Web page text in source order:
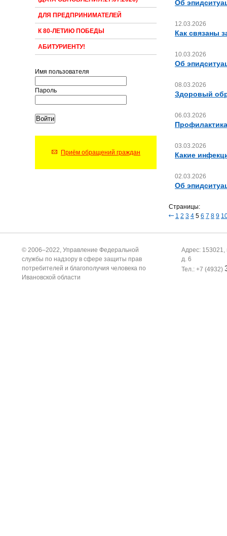
ДЛЯ ПРЕДПРИНИМАТЕЛЕЙ
К 80-ЛЕТИЮ ПОБЕДЫ
АБИТУРИЕНТУ!
Имя пользователя
Пароль
Приём обращений граждан
Об
12.03.2026
Как связаны
10.03.2026
Об
08.03.2026
Здоровый
06.03.2026
03.03.2026
Какие
02.03.2026
Об
Страницы:
1 2 3 4 5 6 7 8 9
© 2006–2022, Управление Федеральной
службы по надзору в сфере защиты прав
потребителей и благополучия человека по
Ивановской области
Адрес: 153021,
д. 6
Тел.: +7 (4932)